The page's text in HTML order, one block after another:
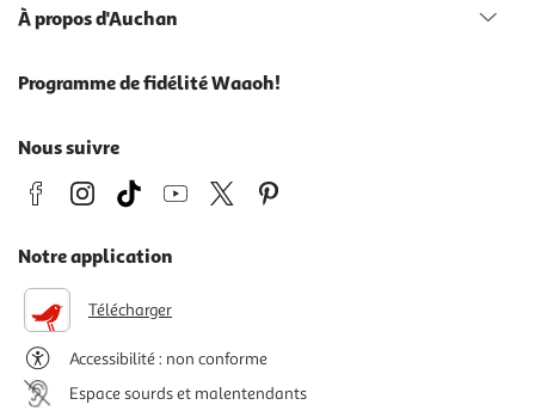
À propos d'Auchan
Programme de fidélité Waaoh!
Nous suivre
Notre application
Télécharger
Accessibilité : non conforme
Espace sourds et malentendants